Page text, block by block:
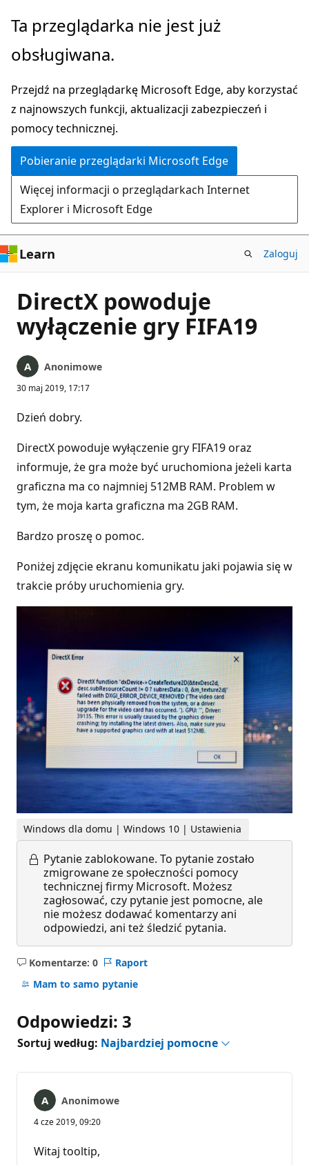
Przejdź
głównej
Ta przeglądarka nie jest już
obsługiwana.
Przejdź na przeglądarkę Microsoft Edge, aby korzystać
z najnowszych funkcji, aktualizacji zabezpieczeń i
pomocy technicznej.
Pobieranie przeglądarki Microsoft Edge
Więcej informacji o przeglądarkach Internet
Explorer i Microsoft Edge
Learn Zaloguj
DirectX powoduje
wyłączenie gry FIFA19
Anonimowe
30 maj 2019, 17:17
Dzień dobry.
DirectX powoduje wyłączenie gry FIFA19 oraz
informuje, że gra może być uruchomiona jeżeli karta
graficzna ma co najmniej 512MB RAM. Problem w
tym, że moja karta graficzna ma 2GB RAM.
Bardzo proszę o pomoc.
Poniżej zdjęcie ekranu komunikatu jaki pojawia się w
trakcie próby uruchomienia gry.
Windows dla domu | Windows 10 | Ustawienia
Pytanie zablokowane. To pytanie zostało
zmigrowane ze społeczności pomocy
technicznej firmy Microsoft. Możesz
zagłosować, czy pytanie jest pomocne, ale
nie możesz dodawać komentarzy ani
odpowiedzi, ani też śledzić pytania.
Komentarze: 0
Brak
komentarzy
Raport
Mam to samo pytanie
Odpowiedzi: 3
Sortuj według: Najbardziej pomocne
Anonimowe
4 cze 2019, 09:20
Witaj tooltip,